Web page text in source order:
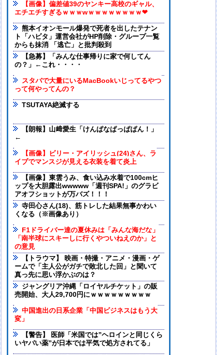
【画像】偏差値39のヤンキー高校のギャル、
エチエチすぎるｗｗｗwｗｗｗｗｗｗｗｗ❤
熊本イオンモール爆発で死者を出したテナン
ト「ハビタ」運営会社がHP削除・グループ一覧
からも抹消 「逃亡」と批判殺到
【急募】「みんな仕事帰りに家で何してん
の？」←これ・・・・
スタバで大量にいるMacBookいじってるやつ
って何やってんの？
TSUTAYA絶滅する
【朗報】山﨑愛生「けんぱなぱっぱぱん！」
←
【画像】ビリー・アイリッシュ(24)さん、ラ
イブでマンスジが見える衣装を着て炎上
【画像】東雲うみ、食い込み水着で100cmヒ
ップを大胆露出wwwww「週刊SPA!」のグラビ
アオフショットが万バズ！！！
寺田心さん(18)、筋トレした結果無事かわい
くなる（※画像あり）
F1ドライバー達の夏休みは「みんな海だな」
「南半球にスキーしに行くやついねえのか」と
の意見
【トラウマ】 映画・特撮・アニメ・漫画・ゲ
ームで「主人公がガチで敗北した回」と聞いて
真っ先に思い浮かぶのは？
ジャングリア沖縄「ロイヤルチケット」の販
売開始、大人29,700円にｗｗｗｗｗｗｗｗｗ
中国進出の日系企業「中国ビジネスはもう大
変」
【警告】 医師「米国では”ヘロインと同じくら
いヤバい薬”が日本では平気で処方されてる」